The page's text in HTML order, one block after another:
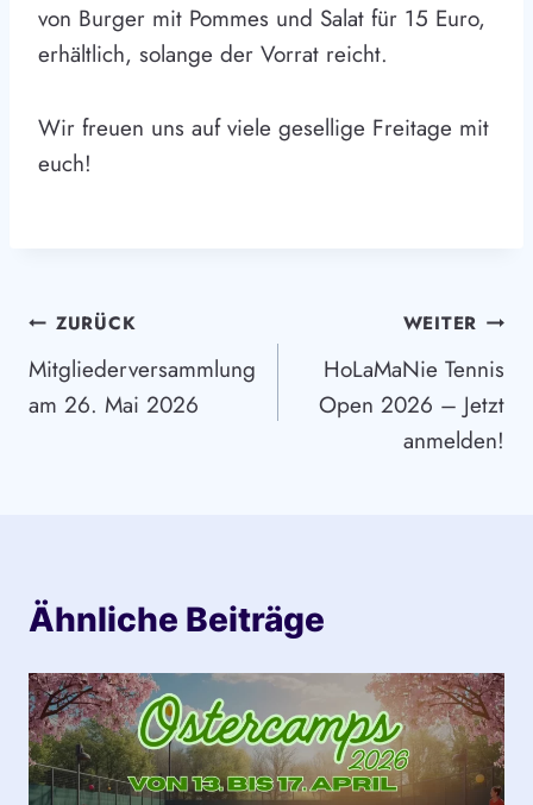
von Burger mit Pommes und Salat für 15 Euro,
erhältlich, solange der Vorrat reicht.
Wir freuen uns auf viele gesellige Freitage mit
euch!
Beitragsnavigation
ZURÜCK
Mitgliederversammlung
am 26. Mai 2026
WEITER
HoLaMaNie Tennis
Open 2026 – Jetzt
anmelden!
Ähnliche Beiträge